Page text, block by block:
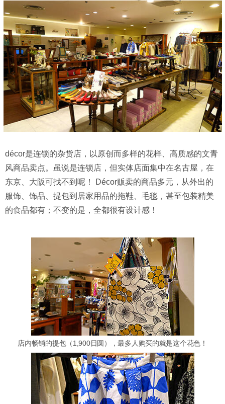
décor是连锁的杂货店，以原创而多样的花样、高质感的文青
风商品卖点。虽说是连锁店，但实体店面集中在名古屋，在
东京、大阪可找不到呢！ Décor贩卖的商品多元，从外出的
服饰、饰品、提包到居家用品的拖鞋、毛毯，甚至包装精美
的食品都有；不变的是，全都很有设计感！
店内畅销的提包（1,900日圆），最多人购买的就是这个花色！